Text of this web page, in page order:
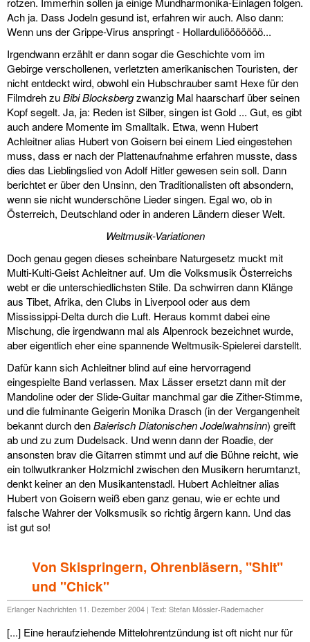
Ach ja. Dass Jodeln gesund ist, erfahren wir auch. Also dann:
Wenn uns der Grippe-Virus anspringt - Hollarduliööööööö...
Irgendwann erzählt er dann sogar die Geschichte vom im
Gebirge verschollenen, verletzten amerikanischen Touristen, der
nicht entdeckt wird, obwohl ein Hubschrauber samt Hexe für den
Filmdreh zuBibi Blocksbergzwanzig Mal haarscharf über seinen
Kopf segelt. Ja, ja: Reden ist Silber, singen ist Gold ... Gut, es gibt
auch andere Momente im Smalltalk. Etwa, wenn Hubert
Achleitner alias Hubert von Goisern bei einem Lied eingestehen
muss, dass er nach der Plattenaufnahme erfahren musste, dass
dies das Lieblingslied von Adolf Hitler gewesen sein soll. Dann
berichtet er über den Unsinn, den Traditionalisten oft absondern,
wenn sie nicht wunderschöne Lieder singen. Egal wo, ob in
Österreich, Deutschland oder in anderen Ländern dieser Welt.
Weltmusik-Variationen
Doch genau gegen dieses scheinbare Naturgesetz muckt mit
Multi-Kulti-Geist Achleitner auf. Um die Volksmusik Österreichs
webt er die unterschiedlichsten Stile. Da schwirren dann Klänge
aus Tibet, Afrika, den Clubs in Liverpool oder aus dem
Mississippi-Delta durch die Luft. Heraus kommt dabei eine
Mischung, die irgendwann mal als Alpenrock bezeichnet wurde,
aber eigentlich eher eine spannende Weltmusik-Spielerei darstellt.
Dafür kann sich Achleitner blind auf eine hervorragend
eingespielte Band verlassen. Max Lässer ersetzt dann mit der
Mandoline oder der Slide-Guitar manchmal gar die Zither-Stimme,
und die fulminante Geigerin Monika Drasch (in der Vergangenheit
bekannt durch denBaierisch Diatonischen Jodelwahnsinn) greift
ab und zu zum Dudelsack. Und wenn dann der Roadie, der
ansonsten brav die Gitarren stimmt und auf die Bühne reicht, wie
ein tollwutkranker Holzmichl zwischen den Musikern herumtanzt,
denkt keiner an den Musikantenstadl. Hubert Achleitner alias
Hubert von Goisern weiß eben ganz genau, wie er echte und
falsche Wahrer der Volksmusik so richtig ärgern kann. Und das
ist gut so!
Von Skispringern, Ohrenbläsern, "Shit"
und "Chick"
Erlanger Nachrichten 11. Dezember 2004 | Text: Stefan Mössler-Rademacher
[...] Eine heraufziehende Mittelohrentzündung ist oft nicht nur für